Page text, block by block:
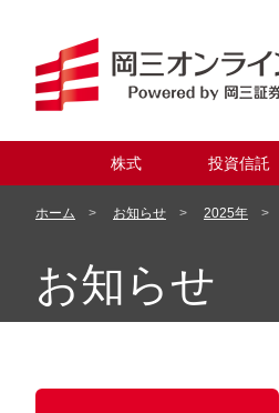
株式 投資信託
ホーム お知らせ 2025年
お知らせ